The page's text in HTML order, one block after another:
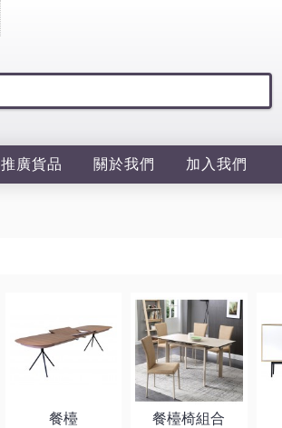
推廣貨品 關於我們 加入我們
餐檯 餐檯椅組合